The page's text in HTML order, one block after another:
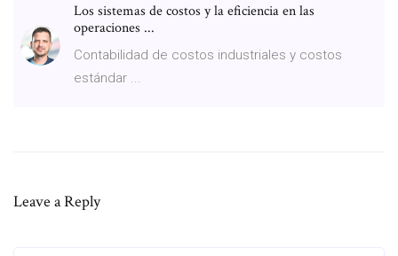
Los sistemas de costos y la eficiencia en las
operaciones ...
Contabilidad de costos industriales y costos
estándar ...
Leave a Reply